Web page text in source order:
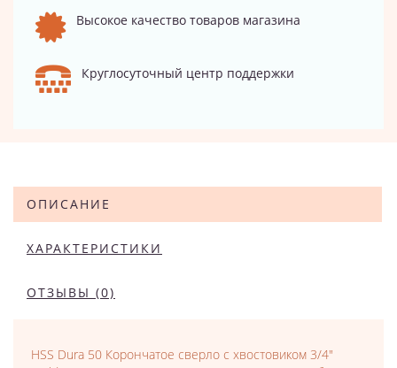
Высокое качество товаров магазина
Круглосуточный центр поддержки
ОПИСАНИЕ
ХАРАКТЕРИСТИКИ
ОТЗЫВЫ (0)
HSS Dura 50 Корончатое сверло с хвостовиком 3/4"